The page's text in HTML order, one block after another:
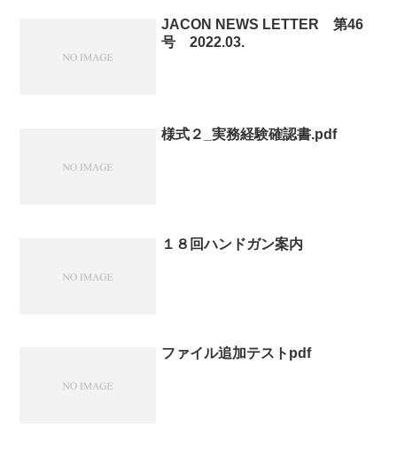
JACON NEWS LETTER 第46
号 2022.03.
様式２_実務経験確認書.pdf
１８回ハンドガン案内
ファイル追加テストpdf